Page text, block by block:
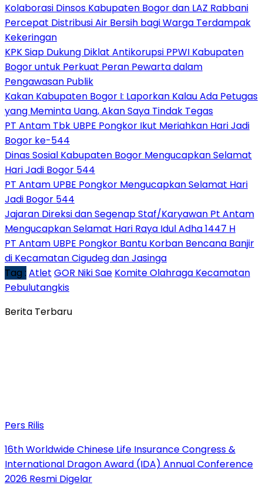
Kolaborasi Dinsos Kabupaten Bogor dan LAZ Rabbani
Percepat Distribusi Air Bersih bagi Warga Terdampak
Kekeringan
KPK Siap Dukung Diklat Antikorupsi PPWI Kabupaten
Bogor untuk Perkuat Peran Pewarta dalam
Pengawasan Publik
Kakan Kabupaten Bogor I: Laporkan Kalau Ada Petugas
yang Meminta Uang, Akan Saya Tindak Tegas
PT Antam Tbk UBPE Pongkor Ikut Meriahkan Hari Jadi
Bogor ke-544
Dinas Sosial Kabupaten Bogor Mengucapkan Selamat
Hari Jadi Bogor 544
PT Antam UPBE Pongkor Mengucapkan Selamat Hari
Jadi Bogor 544
Jajaran Direksi dan Segenap Staf/Karyawan Pt Antam
Mengucapkan Selamat Hari Raya Idul Adha 1447 H
PT Antam UBPE Pongkor Bantu Korban Bencana Banjir
di Kecamatan Cigudeg dan Jasinga
Tag : Atlet GOR Niki Sae Komite Olahraga Kecamatan
Pebulutangkis
Berita Terbaru
Pers Rilis
16th Worldwide Chinese Life Insurance Congress &
International Dragon Award (IDA) Annual Conference
2026 Resmi Digelar